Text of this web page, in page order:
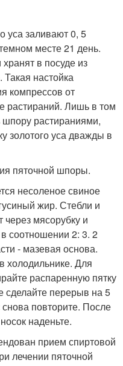
уса заливают 0, 5
месте 21 день.
в посуде из
Такая настойка
компрессов от
растираний. Лишь в том
растираниями,
золотого уса дважды в
пяточной шпоры.
несоленое свиное
жир. Стебли и
через мясорубку и
соотношении 2: 3. 2
- мазевая основа.
холодильнике. Для
распаренную пятку
сделайте перерыв на 5
повторите. После
наденьте.
прием спиртовой
лечении пяточной